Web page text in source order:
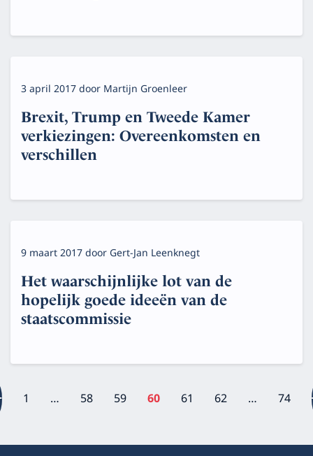
3 april 2017door Martijn Groenleer
Brexit, Trump en Tweede Kamer
verkiezingen: Overeenkomsten en
verschillen
9 maart 2017door Gert-Jan Leenknegt
Het waarschijnlijke lot van de
hopelijk goede ideeën van de
staatscommissie
1 … 58 59 60 61 62 … 74